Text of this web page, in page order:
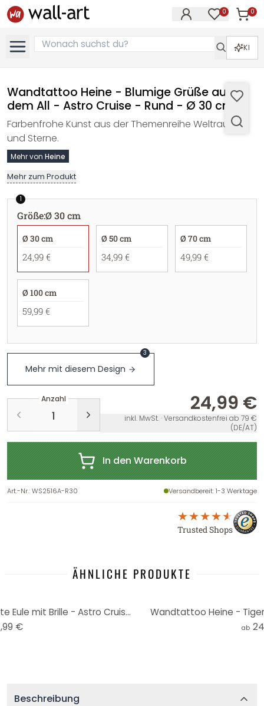
0 0
KI
Wandtattoo Heine - Blumige Grüße aus
dem All - Astro Cruise - Rund - Ø 30 cm
Farbenfrohe Kunst aus der Themenreihe Weltraum
und Sterne.
Mehr von Heine
Mehr zum Produkt
1
Größe:Ø 30 cm
Ø 30 cm
24,99 €
Ø 50 cm
34,99 €
Ø 70 cm
49,99 €
Ø 100 cm
59,99 €
Mehr mit diesem Design
3
Anzahl 24,99 €
inkl. MwSt. · Versandkostenfrei ab 79 €
(DE/AT)
In den Warenkorb
Art.-Nr.:WS2516A-R30 Versandbereit: 1-3 Werktage
Trusted Shops
ÄHNLICHE PRODUKTE
Wandtattoo Heine - Intelligente Eule mit Brille - Astro Cruise - Rund
€
Wandtattoo Heine -
ab
Beschreibung